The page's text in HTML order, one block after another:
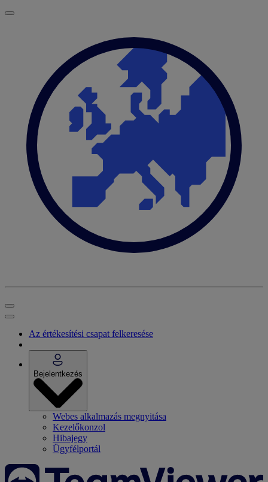
Az értékesítési csapat felkeresése
Bejelentkezés
Webes alkalmazás megnyitása
Kezelőkonzol
Hibajegy
Ügyfélportál